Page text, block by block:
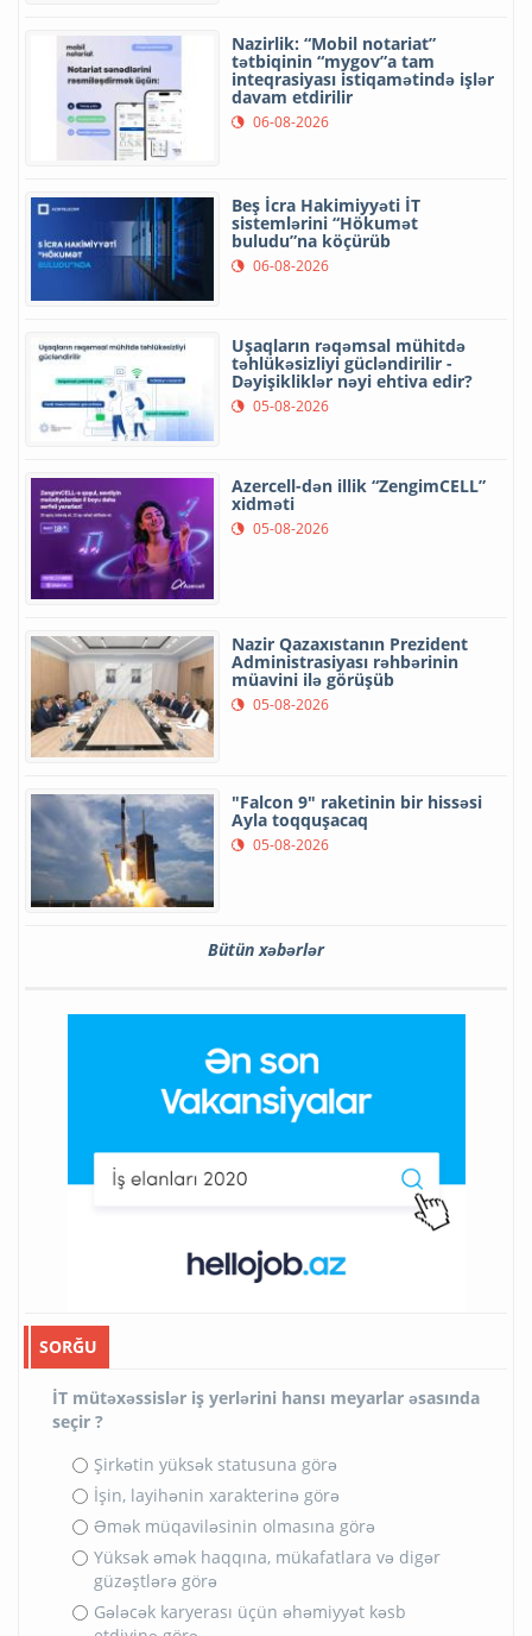
Nazirlik: “Mobil notariat”
tətbiqinin “mygov”a tam
inteqrasiyası istiqamətində işlər
davam etdirilir
06-08-2026
Beş İcra Hakimiyyəti İT
sistemlərini “Hökumət
buludu”na köçürüb
06-08-2026
Uşaqların rəqəmsal mühitdə
təhlükəsizliyi gücləndirilir -
Dəyişikliklər nəyi ehtiva edir?
05-08-2026
Azercell-dən illik “ZengimCELL”
xidməti
05-08-2026
Nazir Qazaxıstanın Prezident
Administrasiyası rəhbərinin
müavini ilə görüşüb
05-08-2026
"Falcon 9" raketinin bir hissəsi
Ayla toqquşacaq
05-08-2026
Bütün xəbərlər
SORĞU
İT mütəxəssislər iş yerlərini hansı meyarlar əsasında
seçir ?
Şirkətin yüksək statusuna görə
İşin, layihənin xarakterinə görə
Əmək müqaviləsinin olmasına görə
Yüksək əmək haqqına, mükafatlara və digər
güzəştlərə görə
Gələcək karyerası üçün əhəmiyyət kəsb